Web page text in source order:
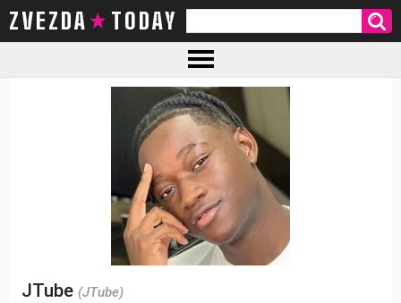
ZVEZDA TODAY
JTube (JTube)